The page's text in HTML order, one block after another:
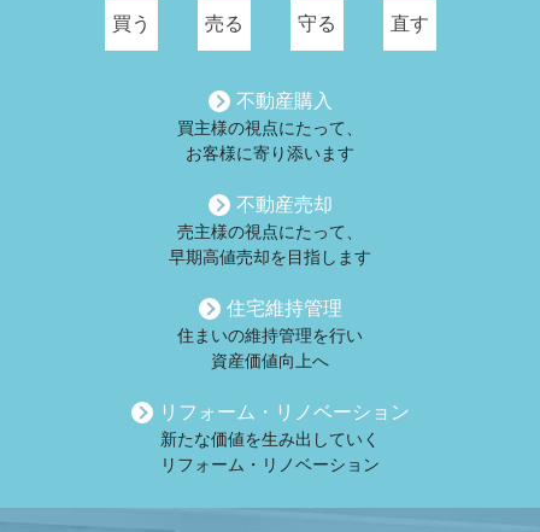
買う 売る 守る 直す
不動産購入
買主様の視点にたって、
お客様に寄り添います
不動産売却
売主様の視点にたって、
早期高値売却を目指します
住宅維持管理
住まいの維持管理を行い
資産価値向上へ
リフォーム・リノベーション
新たな価値を生み出していく
リフォーム・リノベーション